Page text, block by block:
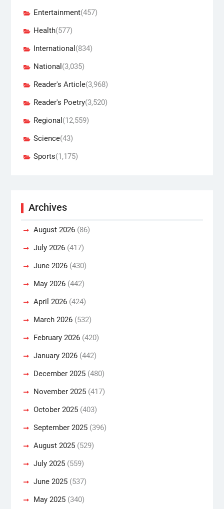
Entertainment(457)
Health(577)
International (834)
National (3,035)
Reader's Article(3,968)
Reader's Poetry(3,520)
Regional (12,559)
Science(43)
Sports(1,175)
Archives
August 2026(86)
July 2026(417)
June 2026(430)
May 2026(442)
April 2026(424)
March 2026(532)
February 2026(420)
January 2026(442)
December 2025(480)
November 2025(417)
October 2025(403)
September 2025(396)
August 2025(529)
July 2025(559)
June 2025(537)
May 2025(340)